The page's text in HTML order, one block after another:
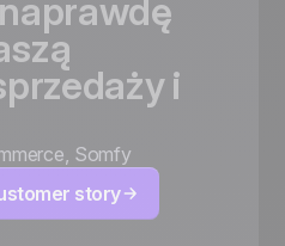
naprawdę
i
Somfy
story